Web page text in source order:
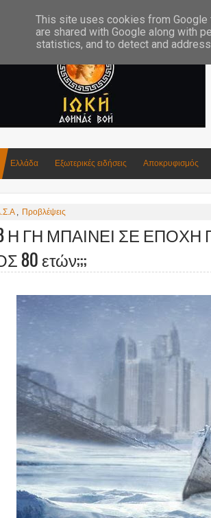
Ελλάδα Εξωτερικές ειδήσεις Αποκρυφισμός
, Προβλέψεις
Η ΓΗ ΜΠΑΙΝΕΙ ΣΕ ΕΠΟΧΗ
80 ετών;;;
This site uses cookies from
are shared with Google along with
statistics, and to detect and